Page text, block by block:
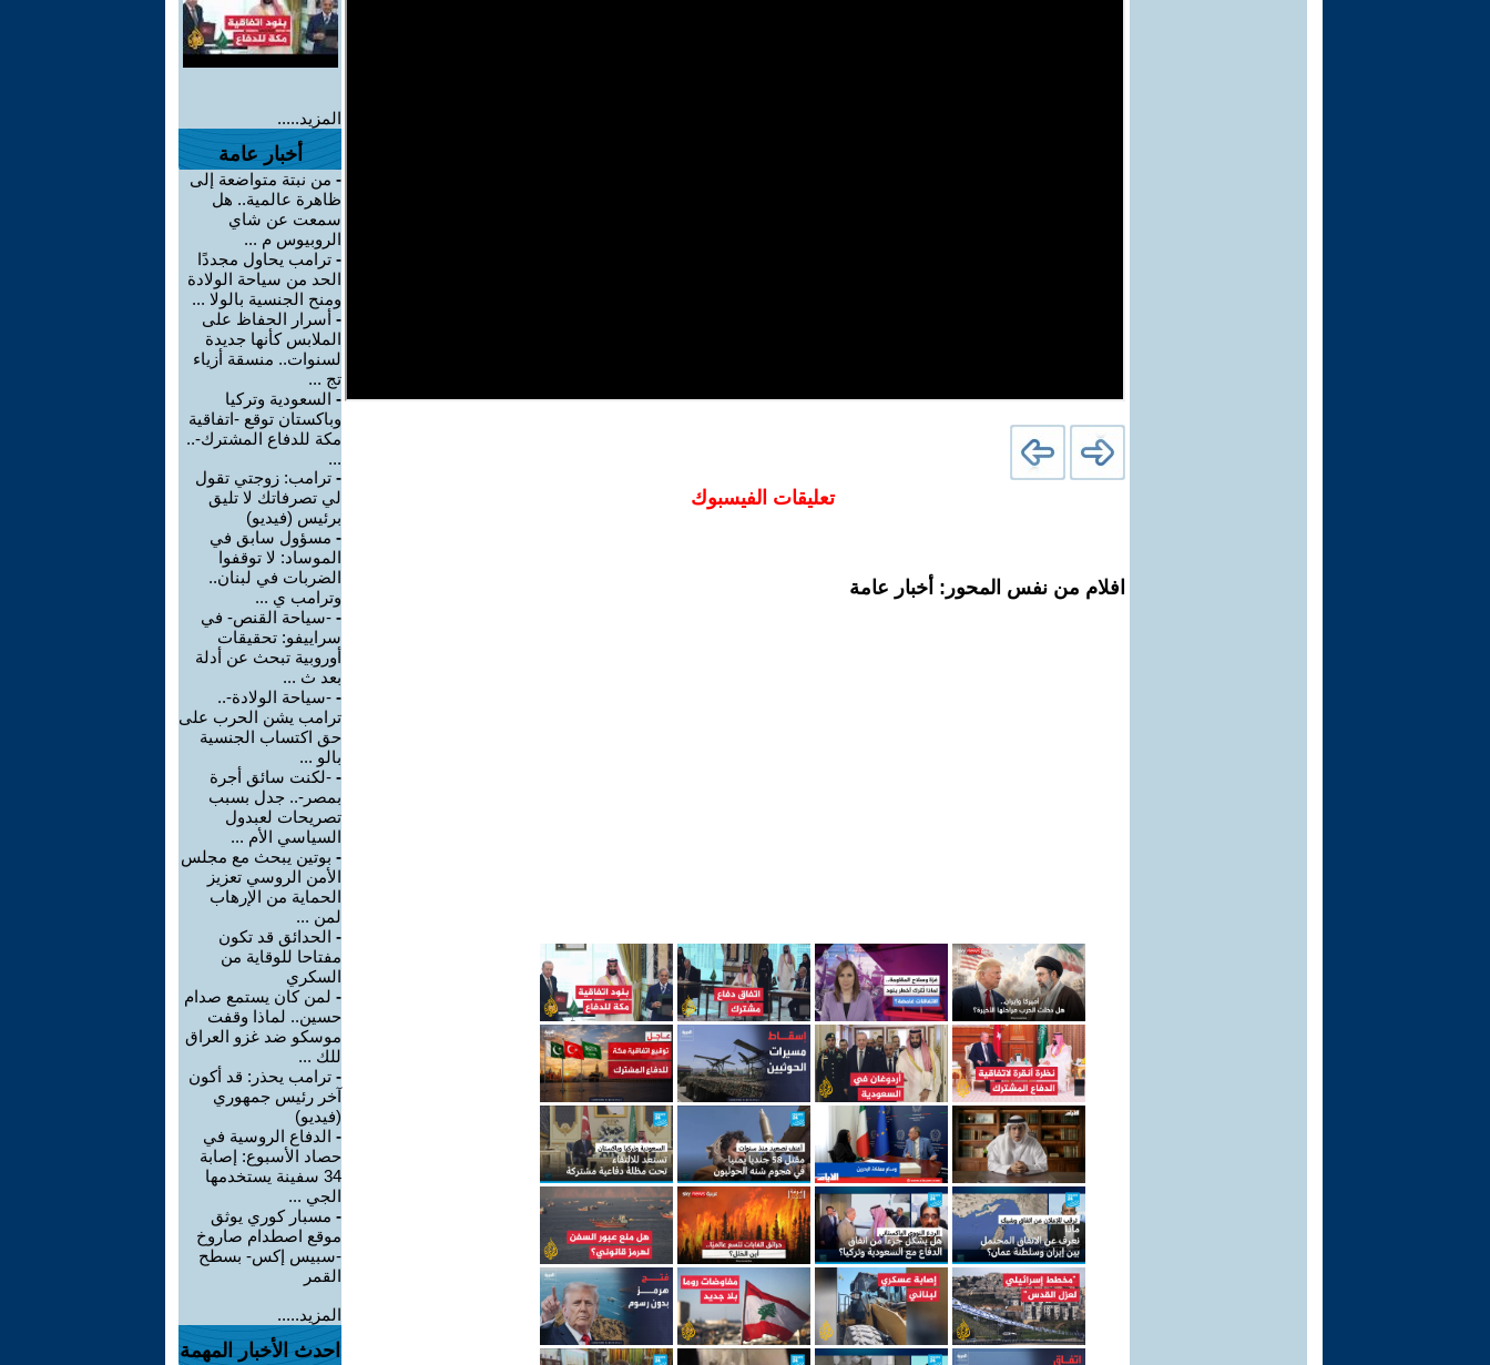
تعليقات الفيسبوك
افلام من نفس المحور: أخبار عامة
المزيد.....
أخبار عامة
- من نبتة متواضعة إلى
ظاهرة عالمية.. هل
سمعت عن شاي
الروبيوس م ...
- ترامب يحاول مجددًا
الحد من سياحة الولادة
ومنح الجنسية بالولا ...
- أسرار الحفاظ على
الملابس كأنها جديدة
لسنوات.. منسقة أزياء
تج ...
- السعودية وتركيا
وباكستان توقع -اتفاقية
مكة للدفاع المشترك-..
...
- ترامب: زوجتي تقول
لي تصرفاتك لا تليق
برئيس (فيديو)
- مسؤول سابق في
الموساد: لا توقفوا
الضربات في لبنان..
وترامب ي ...
- -سياحة القنص- في
سراييفو: تحقيقات
أوروبية تبحث عن أدلة
بعد ث ...
- -سياحة الولادة-..
ترامب يشن الحرب على
حق اكتساب الجنسية
بالو ...
- -لكنت سائق أجرة
بمصر-.. جدل بسبب
تصريحات لعبدول
السياسي الأم ...
- بوتين يبحث مع مجلس
الأمن الروسي تعزيز
الحماية من الإرهاب
لمن ...
- الحدائق قد تكون
مفتاحا للوقاية من
السكري
- لمن كان يستمع صدام
حسين.. لماذا وقفت
موسكو ضد غزو العراق
للك ...
- ترامب يحذر: قد أكون
آخر رئيس جمهوري
(فيديو)
- الدفاع الروسية في
حصاد الأسبوع: إصابة
34 سفينة يستخدمها
الجي ...
- مسبار كوري يوثق
موقع اصطدام صاروخ
-سبيس إكس- بسطح
القمر
المزيد.....
احدث الأخبار المهمة